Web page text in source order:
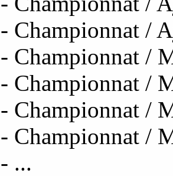
- Championnat /
- Championnat /
- Championnat /
- Championnat /
- Championnat /
- ...